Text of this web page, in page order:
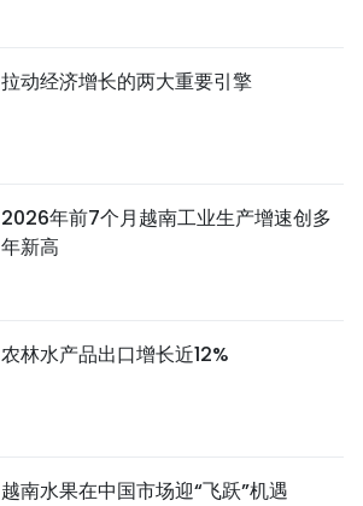
拉动经济增长的两大重要引擎
2026年前7个月越南工业生产增速创多
年新高
农林水产品出口增长近12%
越南水果在中国市场迎“飞跃”机遇